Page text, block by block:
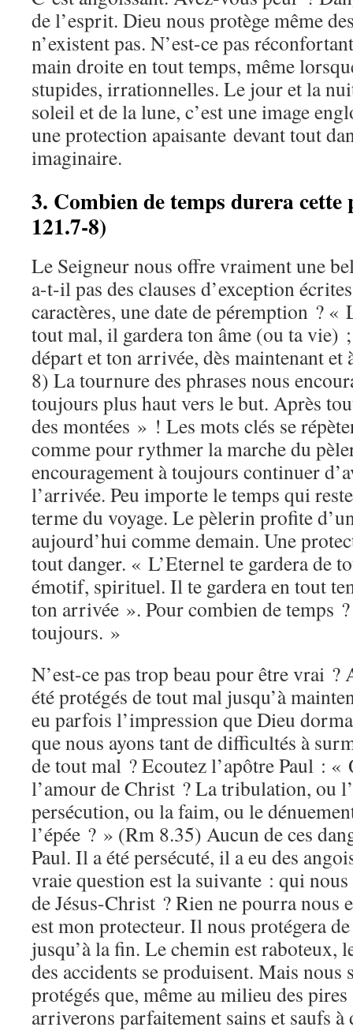
de l’esprit. Dieu nous protège même
n’existent pas. N’est-ce pas
main droite en tout temps, même
stupides, irrationnelles. Le jour et la
soleil et de la lune, c’est une image
une protection apaisante devant tout
imaginaire.
3. Combien de temps durera
121.7-8)
Le Seigneur nous offre vraiment une
a-t-il pas des clauses d’exception
caractères, une date de péremption ? «
tout mal, il gardera ton âme (ou ta vie)
départ et ton arrivée, dès maintenant
8) La tournure des phrases nous
toujours plus haut vers le but. Après
des montées » ! Les mots clés se
comme pour rythmer la marche du
encouragement à toujours continuer
l’arrivée. Peu importe le temps qui
terme du voyage. Le pèlerin profite
aujourd’hui comme demain. Une
tout danger. « L’Eternel te gardera de
émotif, spirituel. Il te gardera en tout
ton arrivée ». Pour combien de temps
toujours. »
N’est-ce pas trop beau pour être vrai ?
été protégés de tout mal jusqu’à
eu parfois l’impression que Dieu
que nous ayons tant de difficultés à
de tout mal ? Ecoutez l’apôtre Paul : «
l’amour de Christ ? La tribulation, ou
persécution, ou la faim, ou le
l’épée ? » (Rm 8.35) Aucun de ces
Paul. Il a été persécuté, il a eu des
vraie question est la suivante : qui nous
de Jésus-Christ ? Rien ne pourra nous
est mon protecteur. Il nous protégera
jusqu’à la fin. Le chemin est raboteux,
des accidents se produisent. Mais nous
protégés que, même au milieu des
arriverons parfaitement sains et saufs à